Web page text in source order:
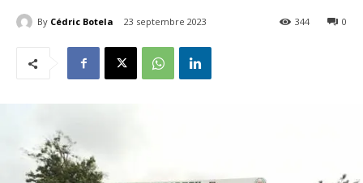
By Cédric Botela 23 septembre 2023 0
344